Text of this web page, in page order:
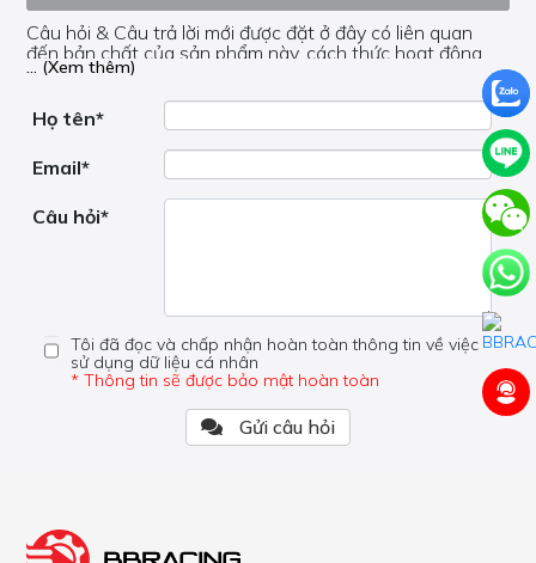
Câu hỏi & Câu trả lời mới được đặt ở đây có liên quan
đến bản chất của sản phẩm này, cách thức hoạt động,
nơi hoạt động, liệu nó có hữu ích không, v.v.
Nếu bạn cần trợ giúp về phần khác, vui lòng không đặt
câu hỏi của bạn ở đây mà bên trong trang đó.
... (Xem thêm)
Họ tên*
Email*
Câu hỏi*
Tôi đã đọc và chấp nhận hoàn toàn thông tin về việc
sử dụng dữ liệu cá nhân
* Thông tin sẽ được bảo mật hoàn toàn
Gửi câu hỏi